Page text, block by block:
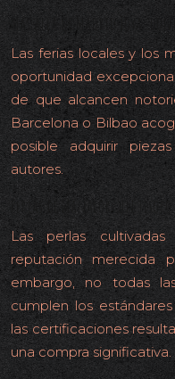
Más allá de Madrid Joya:
Las ferias locales y los
oportunidad
de que alcancen
Barcelona o Bilbao
posible adquirir
autores.
Perlas de Manacor: un
Las perlas
reputación merecida
embargo, no todas
cumplen los
las certificaciones
una compra significativa.